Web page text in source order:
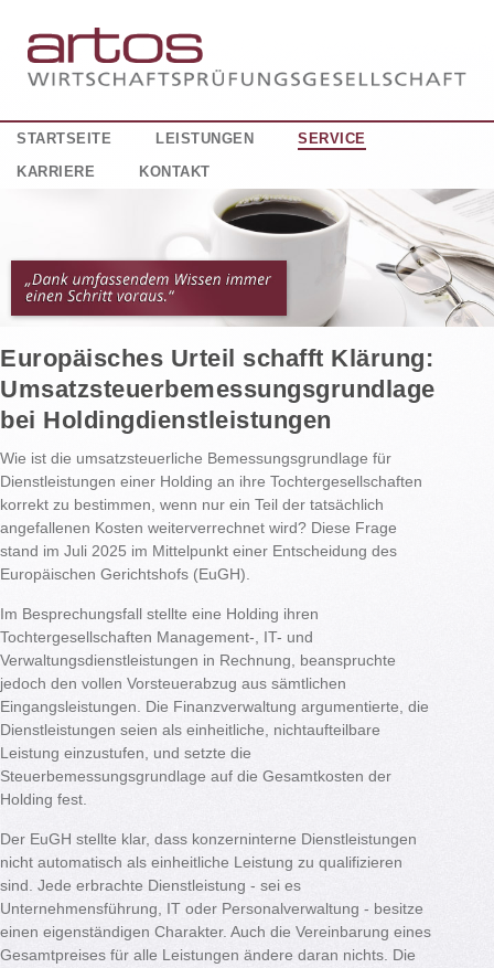
STARTSEITE LEISTUNGEN
SERVICE
KARRIERE
KONTAKT
Europäisches Urteil schafft Klärung:
Umsatzsteuerbemessungsgrundlage
bei Holdingdienstleistungen
Wie ist die umsatzsteuerliche Bemessungsgrundlage für
Dienstleistungen einer Holding an ihre Tochtergesellschaften
korrekt zu bestimmen, wenn nur ein Teil der tatsächlich
angefallenen Kosten weiterverrechnet wird? Diese Frage
stand im Juli 2025 im Mittelpunkt einer Entscheidung des
Europäischen Gerichtshofs (EuGH).
Im Besprechungsfall stellte eine Holding ihren
Tochtergesellschaften Management-, IT- und
Verwaltungsdienstleistungen in Rechnung, beanspruchte
jedoch den vollen Vorsteuerabzug aus sämtlichen
Eingangsleistungen. Die Finanzverwaltung argumentierte, die
Dienstleistungen seien als einheitliche, nichtaufteilbare
Leistung einzustufen, und setzte die
Steuerbemessungsgrundlage auf die Gesamtkosten der
Holding fest.
Der EuGH stellte klar, dass konzerninterne Dienstleistungen
nicht automatisch als einheitliche Leistung zu qualifizieren
sind. Jede erbrachte Dienstleistung - sei es
Unternehmensführung, IT oder Personalverwaltung - besitze
einen eigenständigen Charakter. Auch die Vereinbarung eines
Gesamtpreises für alle Leistungen ändere daran nichts. Die